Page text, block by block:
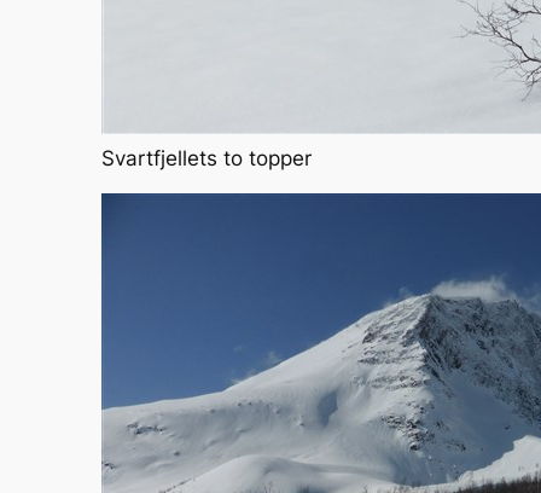
Svartfjellets to topper